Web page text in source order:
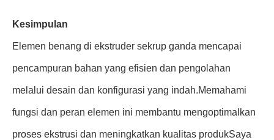
Kesimpulan
Elemen benang di ekstruder sekrup ganda mencapai
pencampuran bahan yang efisien dan pengolahan
melalui desain dan konfigurasi yang indah.Memahami
fungsi dan peran elemen ini membantu mengoptimalkan
proses ekstrusi dan meningkatkan kualitas produkSaya